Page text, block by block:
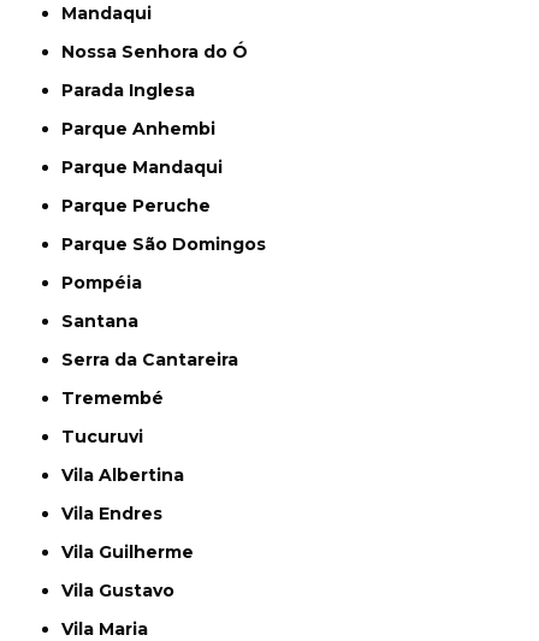
Mandaqui
Nossa Senhora do Ó
Parada Inglesa
Parque Anhembi
Parque Mandaqui
Parque Peruche
Parque São Domingos
Pompéia
Santana
Serra da Cantareira
Tremembé
Tucuruvi
Vila Albertina
Vila Endres
Vila Guilherme
Vila Gustavo
Vila Maria